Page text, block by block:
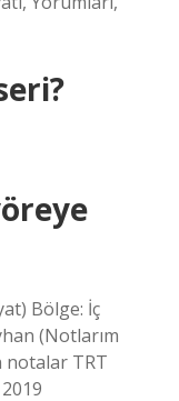
Bölge: İç
(Notlarım
notalar TRT